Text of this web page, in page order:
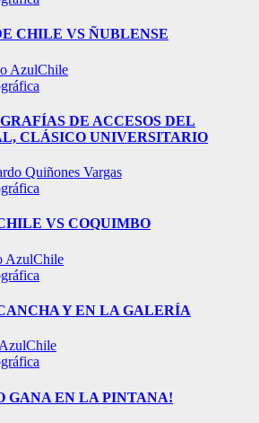
CHILE VS ÑUBLENSE
AzulChile
DE ACCESOS DEL
CLÁSICO UNIVERSITARIO
Quiñones Vargas
VS COQUIMBO
AzulChile
Y EN LA GALERÍA
GANA EN LA PINTANA!